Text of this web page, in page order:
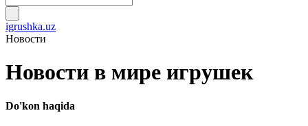
igrushka.uz
Новости
Новости в мире игрушек
Do'kon haqida